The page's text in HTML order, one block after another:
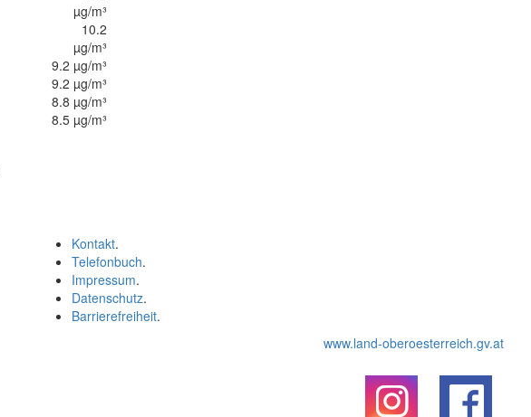
µg/m³
10.2
µg/m³
9.2 µg/m³
9.2 µg/m³
8.8 µg/m³
8.5 µg/m³
Kontakt.
Telefonbuch.
Impressum.
Datenschutz.
Barrierefreiheit.
www.land-oberoesterreich.gv.at